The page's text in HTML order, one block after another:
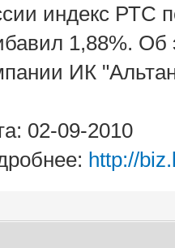
индекс РТС
1,88%. Об
ИК
02-09-2010
http://